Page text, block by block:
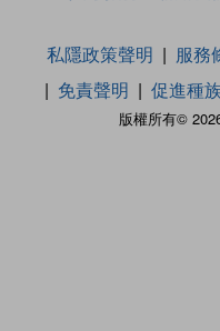
版權所有©
私隱政策聲明 服務
免責聲明
促進種